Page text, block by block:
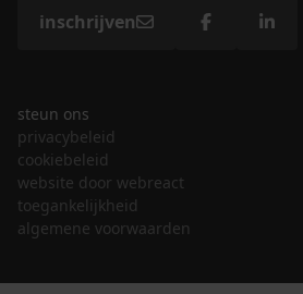
inschrijven
steun ons
privacybeleid
cookiebeleid
website door webreact
toegankelijkheid
algemene voorwaarden